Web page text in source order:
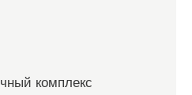
комплекс